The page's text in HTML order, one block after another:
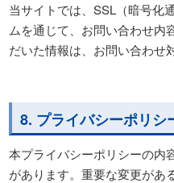
当サイトでは、SSL（暗号化
ムを通じて、お問い合わせ内
だいた情報は、お問い合わせ
8. プライバシーポリシ
本プライバシーポリシーの内
があります。重要な変更があ